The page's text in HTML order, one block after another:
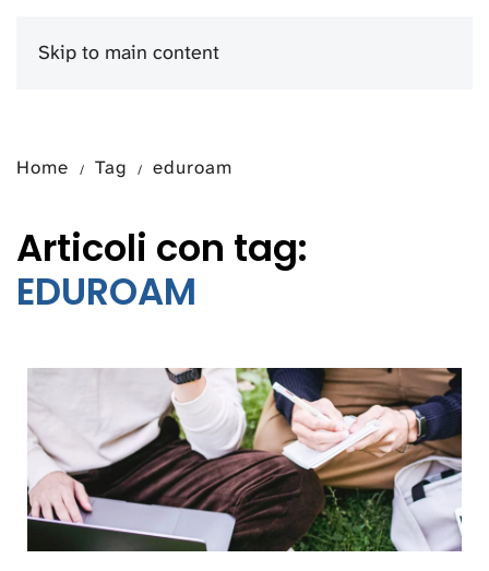
Skip to main content
Home Tag eduroam
Articoli con tag:
EDUROAM